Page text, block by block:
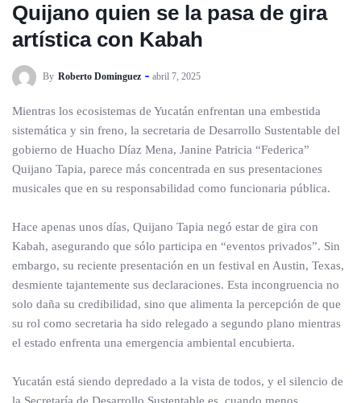
Quijano quien se la pasa de gira
artística con Kabah
By Roberto Dominguez abril 7, 2025
Mientras los ecosistemas de Yucatán enfrentan una embestida
sistemática y sin freno, la secretaria de Desarrollo Sustentable del
gobierno de Huacho Díaz Mena, Janine Patricia “Federica”
Quijano Tapia, parece más concentrada en sus presentaciones
musicales que en su responsabilidad como funcionaria pública.
Hace apenas unos días, Quijano Tapia negó estar de gira con
Kabah, asegurando que sólo participa en “eventos privados”. Sin
embargo, su reciente presentación en un festival en Austin, Texas,
desmiente tajantemente sus declaraciones. Esta incongruencia no
solo daña su credibilidad, sino que alimenta la percepción de que
su rol como secretaria ha sido relegado a segundo plano mientras
el estado enfrenta una emergencia ambiental encubierta.
Yucatán está siendo depredado a la vista de todos, y el silencio de